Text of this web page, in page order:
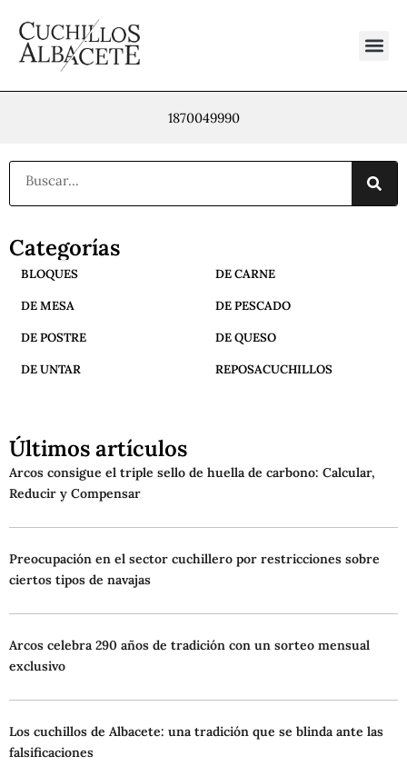
contenido
1870049990
Buscar
Categorías
BLOQUES DE CARNE
DE MESA DE PESCADO
DE POSTRE DE QUESO
DE UNTAR REPOSACUCHILLOS
Últimos artículos
Arcos consigue el triple sello de huella de carbono: Calcular,
Reducir y Compensar
Preocupación en el sector cuchillero por restricciones sobre
ciertos tipos de navajas
Arcos celebra 290 años de tradición con un sorteo mensual
exclusivo
Los cuchillos de Albacete: una tradición que se blinda ante las
falsificaciones